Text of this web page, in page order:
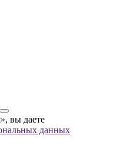
вы даете
данных